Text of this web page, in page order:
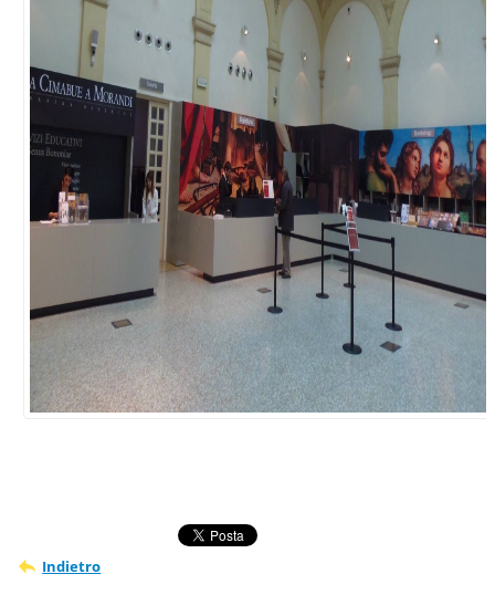
Indietro